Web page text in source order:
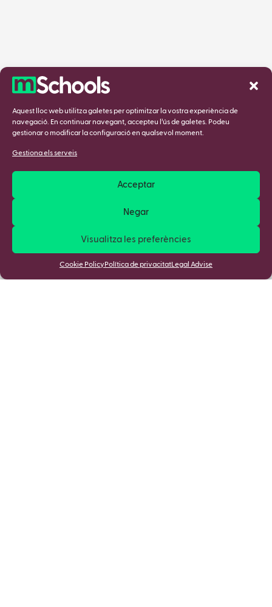
Aquest lloc web utilitza galetes per optimitzar la vostra experiència de
navegació. En continuar navegant, accepteu l’ús de galetes. Podeu
gestionar o modificar la configuració en qualsevol moment.
Gestiona els serveis
Acceptar
Negar
Visualitza les preferències
Cookie Policy Política de privacitatLegal Advise